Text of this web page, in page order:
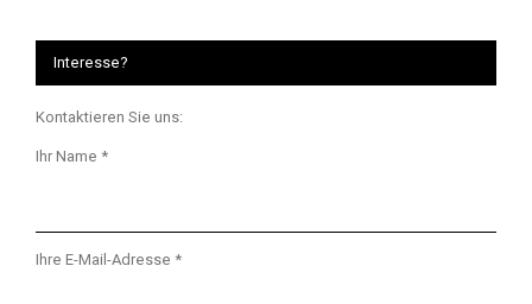
Interesse?
Kontaktieren Sie uns:
Ihr Name *
Ihre E-Mail-Adresse *